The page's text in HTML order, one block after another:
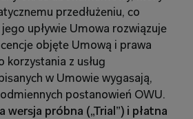
przedłużeniu, co
upływie Umowa rozwiązuje
objęte Umową i prawa
korzystania z usług
w Umowie wygasają,
postanowień OWU.
wersja próbna („Trial”) i płatna